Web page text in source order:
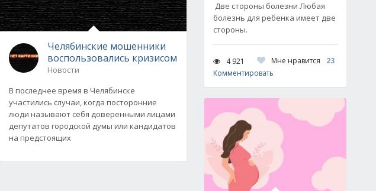
Челябинские мошенники
воспользовались кризисом
Новости
В последнее время в Челябинске
участились случаи, когда посторонние
люди называют себя доверенными лицами
депутатов городской думы или кандидатов
на предстоящих
Две стороны болезни Любая
болезнь для ребенка имеет две
стороны.
4 921 Мне нравится
23
Комментировать